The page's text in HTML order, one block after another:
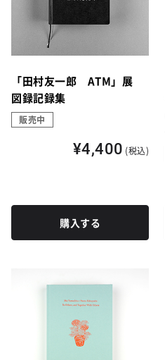
「田村友一郎 ATM」展
図録記録集
販売中
¥4,400 (税込)
購入する